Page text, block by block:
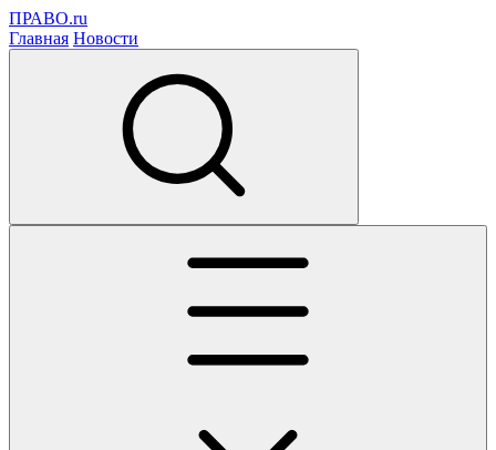
ПРАВО.ru
Главная Новости